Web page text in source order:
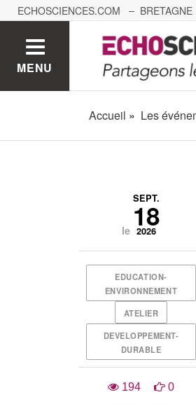
ECHOSCIENCES.COM BRETAGNE
GRENOBLE
MENU
Accueil Les
le
SEPT.
18
2026
EDUCATION-
ENVIRONNEMENT
ATELIER
DEVELOPPEMENT-
DURABLE
194 0